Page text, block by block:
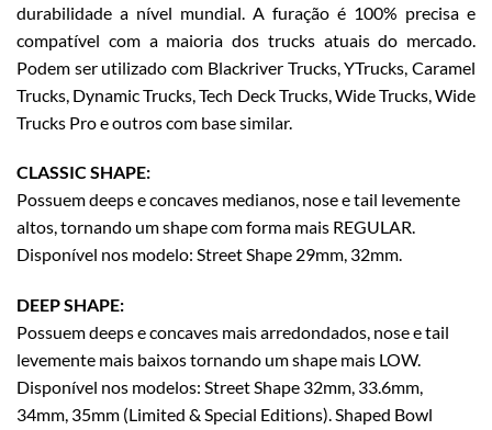
durabilidade a nível mundial. A furação é 100% precisa e
compatível com a maioria dos trucks atuais do mercado.
Podem ser utilizado com Blackriver Trucks, YTrucks, Caramel
Trucks, Dynamic Trucks, Tech Deck Trucks, Wide Trucks, Wide
Trucks Pro e outros com base similar.
CLASSIC SHAPE:
Possuem deeps e concaves medianos, nose e tail levemente
altos, tornando um shape com forma mais REGULAR.
Disponível nos modelo: Street Shape 29mm, 32mm.
DEEP SHAPE:
Possuem deeps e concaves mais arredondados, nose e tail
levemente mais baixos tornando um shape mais LOW.
Disponível nos modelos: Street Shape 32mm, 33.6mm,
34mm, 35mm (Limited & Special Editions). Shaped Bowl